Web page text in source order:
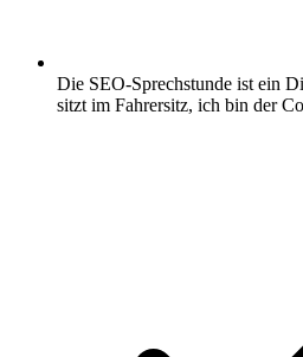
Die SEO-Sprechstunde ist ein
sitzt im Fahrersitz, ich bin der